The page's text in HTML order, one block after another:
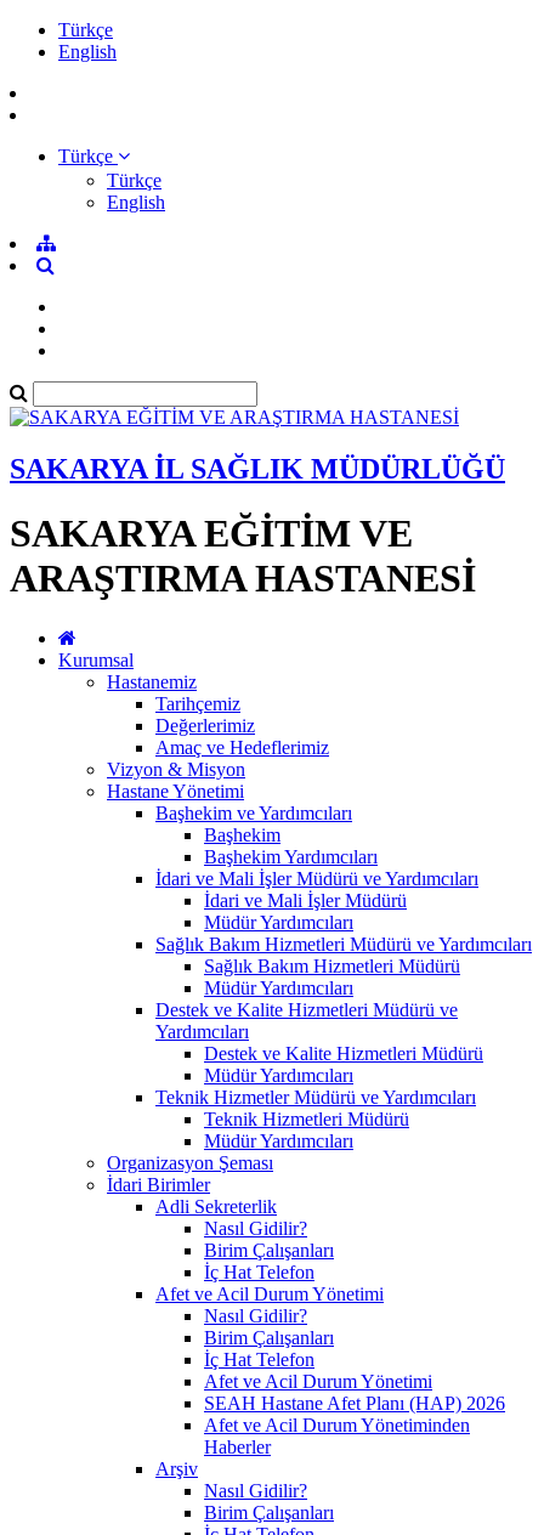
Türkçe
English
Türkçe
Türkçe
English
SAKARYA İL SAĞLIK MÜDÜRLÜĞÜ
SAKARYA EĞİTİM VE
ARAŞTIRMA HASTANESİ
Kurumsal
Hastanemiz
Tarihçemiz
Değerlerimiz
Amaç ve Hedeflerimiz
Vizyon & Misyon
Hastane Yönetimi
Başhekim ve Yardımcıları
Başhekim
Başhekim Yardımcıları
İdari ve Mali İşler Müdürü ve Yardımcıları
İdari ve Mali İşler Müdürü
Müdür Yardımcıları
Sağlık Bakım Hizmetleri Müdürü ve Yardımcıları
Sağlık Bakım Hizmetleri Müdürü
Müdür Yardımcıları
Destek ve Kalite Hizmetleri Müdürü ve
Yardımcıları
Destek ve Kalite Hizmetleri Müdürü
Müdür Yardımcıları
Teknik Hizmetler Müdürü ve Yardımcıları
Teknik Hizmetleri Müdürü
Müdür Yardımcıları
Organizasyon Şeması
İdari Birimler
Adli Sekreterlik
Nasıl Gidilir?
Birim Çalışanları
İç Hat Telefon
Afet ve Acil Durum Yönetimi
Nasıl Gidilir?
Birim Çalışanları
İç Hat Telefon
Afet ve Acil Durum Yönetimi
SEAH Hastane Afet Planı (HAP) 2026
Afet ve Acil Durum Yönetiminden
Haberler
Arşiv
Nasıl Gidilir?
Birim Çalışanları